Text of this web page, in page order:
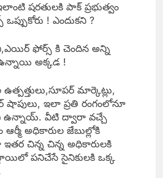
షరతులకి పాక్ ప్రభుత్వం
ఒప్పుకోరు ! ఎందుకని ?
ఫోర్స్ కి చెందిన అన్ని
అక్కడ !
మార్కెట్లు,
ఇలా ప్రతి రంగంలోనూ
ఉన్నాయ్. వీటి ద్వారా వచ్చే
అధికారుల జేబుల్లోకి
చిన్న చిన్న అధికారులకి
పనిచేసే సైనికులకి ఒక్క